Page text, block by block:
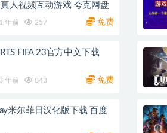
coser 5 真人视频互动游戏 夸克网盘
年前 257 免费
FIFA 23官方中文下载
年前 843 免费
米尔菲日汉化版下载 百度